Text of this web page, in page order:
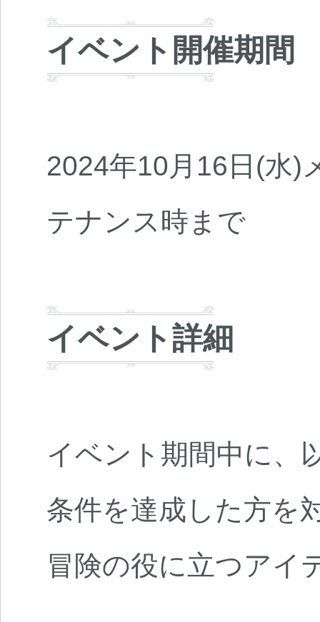
イベント開催期間
2024年10月16日(水)
テナンス時まで
イベント詳細
イベント期間中に、
条件を達成した方を
冒険の役に立つアイ